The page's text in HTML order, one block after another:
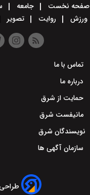
صفحه نخست جامعه
ورزش
روایت تصویر
تماس با ما
درباره ما
حمایت از شرق
مانیفست شرق
نویسندگان شرق
سازمان آگهی ها